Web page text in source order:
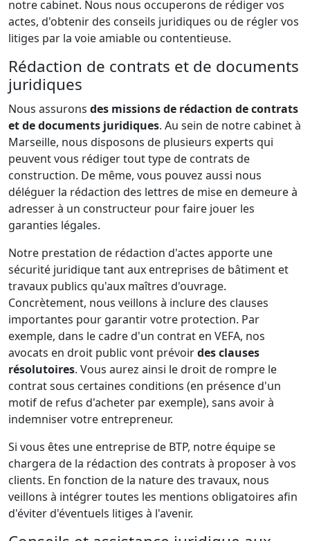
notre cabinet. Nous nous occuperons de rédiger vos
actes, d'obtenir des conseils juridiques ou de régler vos
litiges par la voie amiable ou contentieuse.
Rédaction de contrats et de documents
juridiques
Nous assurons des missions de rédaction de contrats
et de documents juridiques. Au sein de notre cabinet à
Marseille, nous disposons de plusieurs experts qui
peuvent vous rédiger tout type de contrats de
construction. De même, vous pouvez aussi nous
déléguer la rédaction des lettres de mise en demeure à
adresser à un constructeur pour faire jouer les
garanties légales.
Notre prestation de rédaction d'actes apporte une
sécurité juridique tant aux entreprises de bâtiment et
travaux publics qu'aux maîtres d'ouvrage.
Concrètement, nous veillons à inclure des clauses
importantes pour garantir votre protection. Par
exemple, dans le cadre d'un contrat en VEFA, nos
avocats en droit public vont prévoirdes clauses
résolutoires. Vous aurez ainsi le droit de rompre le
contrat sous certaines conditions (en présence d'un
motif de refus d'acheter par exemple), sans avoir à
indemniser votre entrepreneur.
Si vous êtes une entreprise de BTP, notre équipe se
chargera de la rédaction des contrats à proposer à vos
clients. En fonction de la nature des travaux, nous
veillons à intégrer toutes les mentions obligatoires afin
d'éviter d'éventuels litiges à l'avenir.